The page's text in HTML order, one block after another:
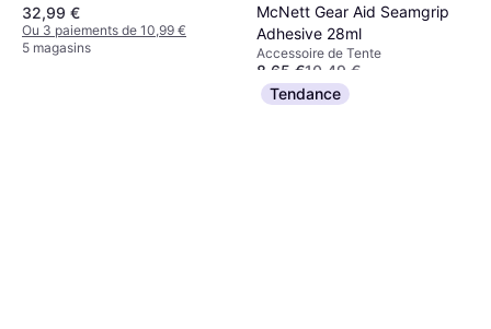
32,99 €
Ou 3 paiements de 10,99 €
5 magasins
McNett Gear Aid Seamgrip
Adhesive 28ml
Accessoire de Tente
8,65 €10,49 €
Ou 3 paiements de 2,88 €
5 magasins
Tendance